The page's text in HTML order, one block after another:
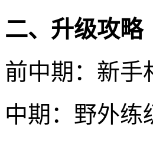
二、升级攻略
前中期：新手
中期：野外练